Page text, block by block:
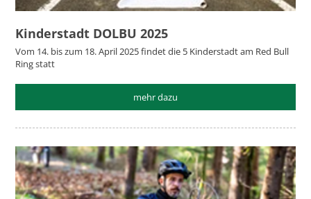
Kinderstadt DOLBU 2025
Vom 14. bis zum 18. April 2025 findet die 5 Kinderstadt am Red Bull
Ring statt
mehr dazu